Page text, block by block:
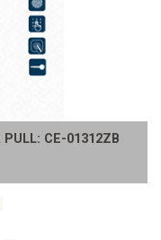
PULL: CE-01312ZB